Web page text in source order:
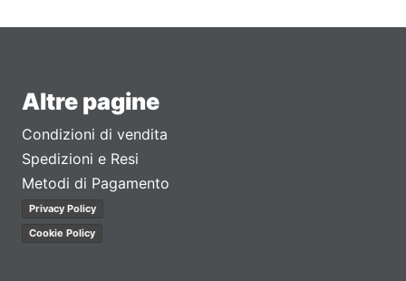
Altre pagine
Condizioni di vendita
Spedizioni e Resi
Metodi di Pagamento
Privacy Policy
Cookie Policy